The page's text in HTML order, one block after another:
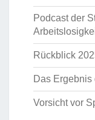
Podcast der
Rückblick
Das
Vorsicht vor